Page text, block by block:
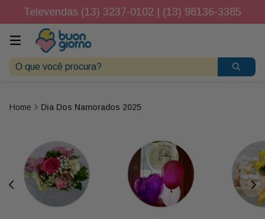
Televendas (13) 3237-0102 | (13) 98136-3385
O que você procura?
Dia Dos Namorados 2025